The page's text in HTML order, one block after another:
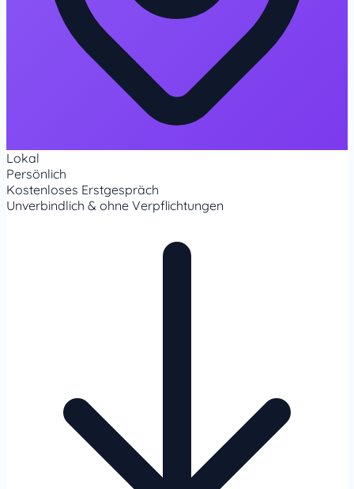
Lokal
Persönlich
Kostenloses Erstgespräch
Unverbindlich & ohne Verpflichtungen